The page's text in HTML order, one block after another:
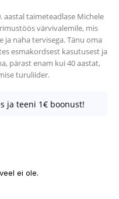
aastal taimeteadlase Michele
värvivalemile, mis
naha tervisega. Tänu oma
esmakordsest kasutusest ja
pärast enam kui 40 aastat,
turuliider.
ja teeni 1€ boonust!
ei ole.